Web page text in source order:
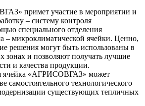
примет участие в мероприятии и
– систему контроля
специального отделения
– микроклиматической ячейки. Ценно,
решения могут быть использованы в
зонах и позволяют получать лучшие
и качества продукции.
ячейка «АГРИСОВГАЗ» может
самостоятельного технологического
существующих тепличных